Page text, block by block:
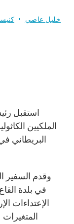
خليل عاصي
استقبل
الملكيين
البريطاني
وقدم السفير
في بلدة
الإعتداءات